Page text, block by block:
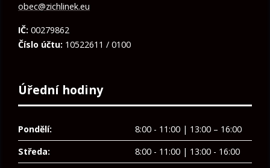
obec@zichlinek.eu
IČ: 00279862
Číslo účtu: 10522611 / 0100
Úřední hodiny
Pondělí:
8:00 - 11:00 | 13:00 – 16:00
Středa:
8:00 - 11:00 | 13:00 - 16:00